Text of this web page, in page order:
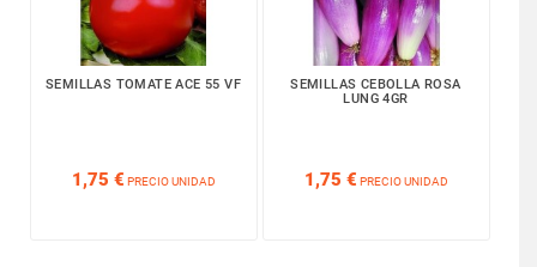
SEMILLAS TOMATE ACE 55 VF
1,75 € PRECIO UNIDAD
SEMILLAS CEBOLLA ROSA
LUNG 4GR
1,75 € PRECIO UNIDAD